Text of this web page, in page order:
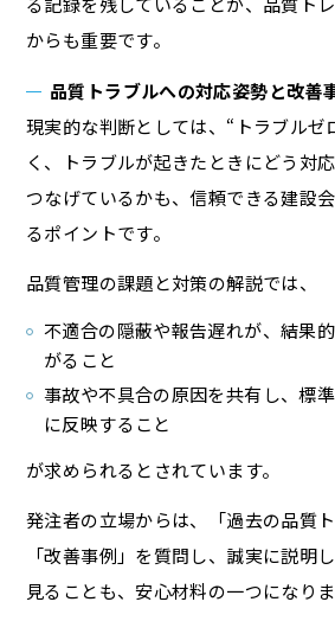
からも重要です。
品質トラブルへの対応姿勢と改善
現実的な判断としては、“トラブルゼ
く、トラブルが起きたときにどう対
つなげているかも、信頼できる建設
るポイントです。
品質管理の課題と対策の解説では、
不適合の隠蔽や報告遅れが、結果
がること
事故や不具合の原因を共有し、標
に反映すること
が求められるとされています。
発注者の立場からは、「過去の品質
「改善事例」を質問し、誠実に説明
見ることも、安心材料の一つになりま